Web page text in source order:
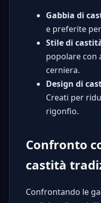
Gabbia di
e preferite
Stile di
popolare con
cerniera.
Design di
Creati per
rigonfio.
Confronto
castità
Confrontando le